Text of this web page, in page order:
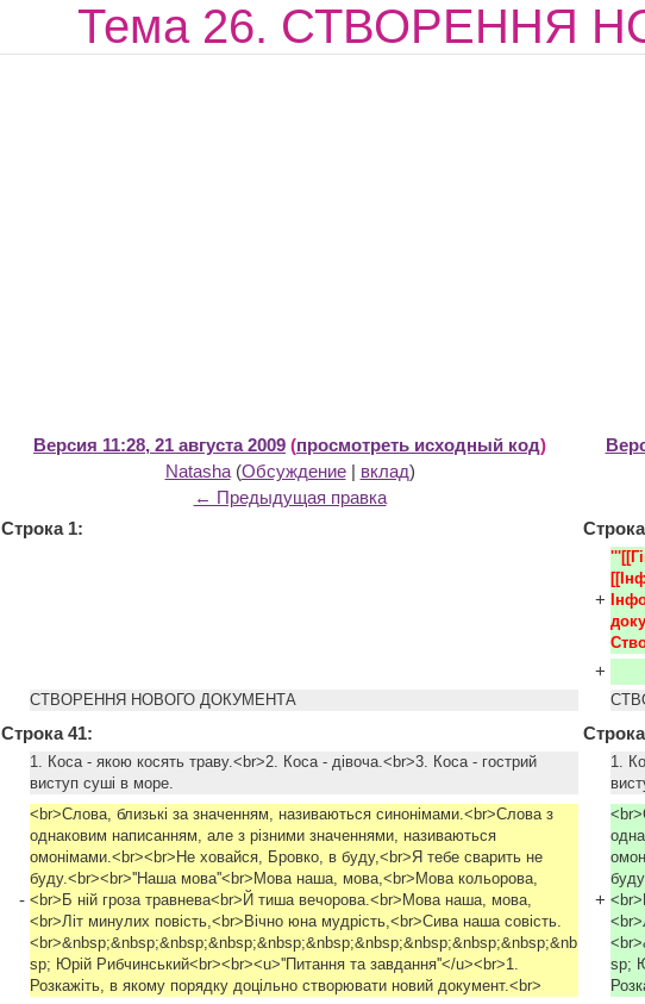
Тема 26. СТВОРЕННЯ
Версия 11:28, 21 августа 2009 (просмотреть исходный код)
Natasha (Обсуждение| вклад)
← Предыдущая правка
Строка 1:
+
+
СТВОРЕННЯ НОВОГО ДОКУМЕНТА
Строка 41:
1. Коса - якою косять траву.<br>2. Коса - дівоча.<br>3. Коса - гострий
виступ суші в море.
1.
-
<br>Слова, близькі за значенням, називаються синонімами.<br>Слова з
однаковим написанням, але з різними значеннями, називаються
омонімами.<br><br>Не ховайся, Бровко, в буду,<br>Я тебе сварить не
буду.<br><br>''Наша мова''<br>Мова наша, мова,<br>Мова кольорова,
<br>Б ній гроза травнева<br>Й тиша вечорова.<br>Мова наша, мова,
<br>Літ минулих повість,<br>Вічно юна мудрість,<br>Сива наша совість.
<br>&nbsp;&nbsp;&nbsp;&nbsp;&nbsp;&nbsp;&nbsp;&nbsp;&nbsp;&nbsp;&nb
sp; Юрій Рибчинський<br><br><u>''Питання та завдання''</u><br>1.
Розкажіть, в якому порядку доцільно створювати новий документ.<br>
+
sp;